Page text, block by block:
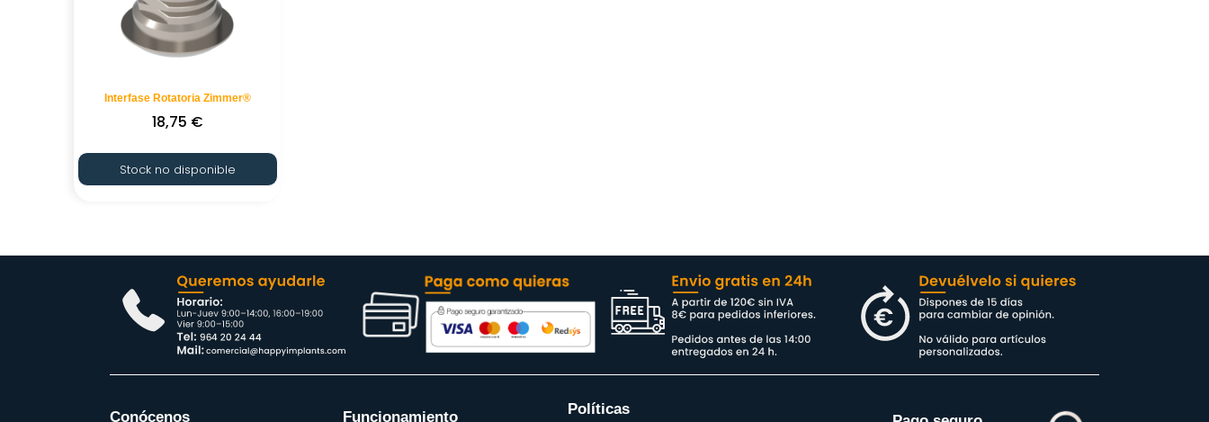
Interfase Rotatoria Zimmer®
18,75 €
Stock no disponible
Conócenos Funcionamiento Políticas